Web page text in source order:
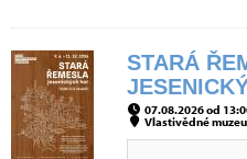
STARÁ
07.08.2026 od
Vlastivědné